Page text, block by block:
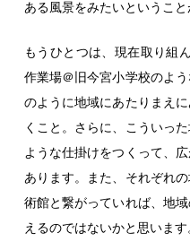
ある風景をみたいということ
もうひとつは、現在取り組
作業場＠旧今宮小学校のよ
のように地域にあたりまえ
くこと。さらに、こういっ
ような仕掛けをつくって、
あります。また、それぞれ
術館と繋がっていれば、地
えるのではないかと思います